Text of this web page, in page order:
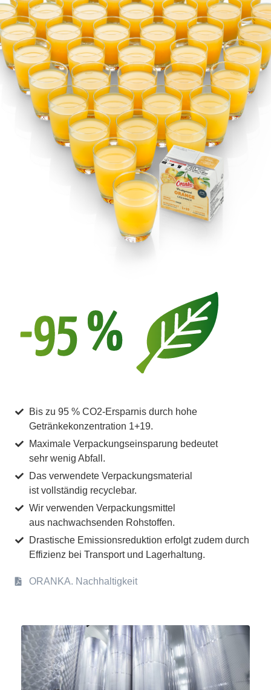
Bis zu 95 % CO2-Ersparnis durch hohe
Getränkekonzentration 1+19.
Maximale Verpackungseinsparung bedeutet
sehr wenig Abfall.
Das verwendete Verpackungsmaterial
ist vollständig recyclebar.
Wir verwenden Verpackungsmittel
aus nachwachsenden Rohstoffen.
Drastische Emissionsreduktion erfolgt zudem durch
Effizienz bei Transport und Lagerhaltung.
ORANKA. Nachhaltigkeit